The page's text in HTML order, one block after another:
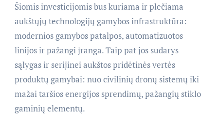
Šiomis investicijomis bus kuriama ir plečiama
aukštųjų technologijų gamybos infrastruktūra:
modernios gamybos patalpos, automatizuotos
linijos ir pažangi įranga. Taip pat jos sudarys
sąlygas ir serijinei aukštos pridėtinės vertės
produktų gamybai: nuo civilinių dronų sistemų iki
mažai taršios energijos sprendimų, pažangių stiklo
gaminių elementų.